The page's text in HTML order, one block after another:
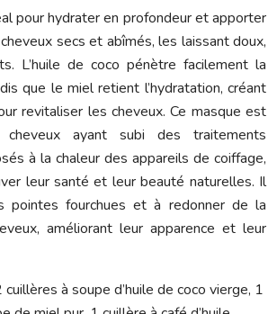
pour hydrater en profondeur et apporter
secs et abîmés, les laissant doux,
L’huile de coco pénètre facilement la
que le miel retient l’hydratation, créant
revitaliser les cheveux. Ce masque est
ayant subi des traitements
à la chaleur des appareils de coiffage,
leur santé et leur beauté naturelles. Il
pointes fourchues et à redonner de la
améliorant leur apparence et leur
à soupe d’huile de coco vierge, 1